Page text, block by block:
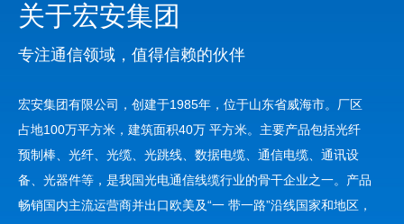
关于宏安集团
专注通信领域，值得信赖的伙伴
宏安集团有限公司，创建于1985年，位于山东省威海市。厂区
占地100万平方米，建筑面积40万 平方米。主要产品包括光纤
预制棒、光纤、光缆、光跳线、数据电缆、通信电缆、通讯设
备、光器件等，是我国光电通信线缆行业的骨干企业之一。产品
畅销国内主流运营商并出口欧美及“一 带一路”沿线国家和地区，